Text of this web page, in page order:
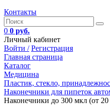
Контакты
0 0 руб.
Личный кабинет
Войти / Регистрация
Главная страница
Каталог
Медицина
Пластик, стекло,
Наконечники для пипеток
Наконечники до 300 мкл (от